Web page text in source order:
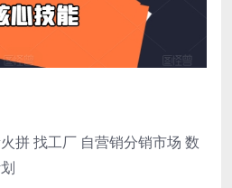
拼 找工厂 自营销分销市场 数